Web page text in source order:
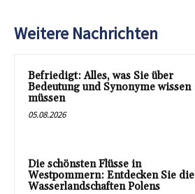
Weitere Nachrichten
Befriedigt: Alles, was Sie über
Bedeutung und Synonyme wissen
müssen
05.08.2026
Die schönsten Flüsse in
Westpommern: Entdecken Sie die
Wasserlandschaften Polens